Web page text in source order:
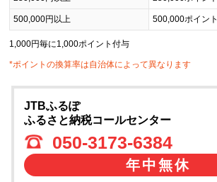
500,000円以上 500,000ポイント
1,000円毎に1,000ポイント付与
*ポイントの換算率は自治体によって異なります
JTBふるぽ
ふるさと納税コールセンター
050-3173-6384
年中無休